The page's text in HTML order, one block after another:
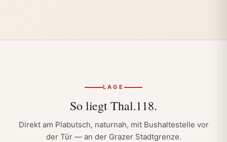
LAGE
So liegtThal.118.
Direkt am Plabutsch, naturnah, mit Bushaltestelle vor
der Tür — an der Grazer Stadtgrenze.